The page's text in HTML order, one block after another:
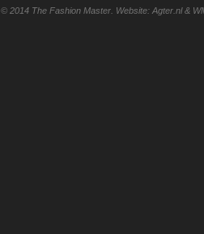
© 2014 The Fashion Master. Website: Agter.nl &